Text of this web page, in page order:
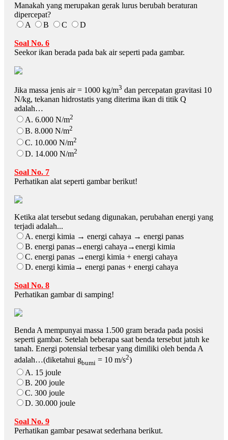
Manakah yang merupakan gerak lurus berubah beraturan
dipercepat?
A
B C D
Soal No. 6
Seekor ikan berada pada bak air seperti pada gambar.
Jika massa jenis air = 1000 kg/m3 dan percepatan gravitasi 10
N/kg, tekanan hidrostatis yang diterima ikan di titik Q
adalah…
A. 6.000 N/m2
B. 8.000 N/m2
C. 10.000 N/m2
D. 14.000 N/m2
Soal No. 7
Perhatikan alat seperti gambar berikut!
Ketika alat tersebut sedang digunakan, perubahan energi yang
terjadi adalah...
A. energi kimia → energi cahaya → energi panas
B. energi panas→energi cahaya→energi kimia
C. energi panas →energi kimia + energi cahaya
D. energi kimia→ energi panas + energi cahaya
Soal No. 8
Perhatikan gambar di samping!
Benda A mempunyai massa 1.500 gram berada pada posisi
seperti gambar. Setelah beberapa saat benda tersebut jatuh ke
tanah. Energi potensial terbesar yang dimiliki oleh benda A
adalah…(diketahui gbumi = 10 m/s2)
A. 15 joule
B. 200 joule
C. 300 joule
D. 30.000 joule
Soal No. 9
Perhatikan gambar pesawat sederhana berikut.